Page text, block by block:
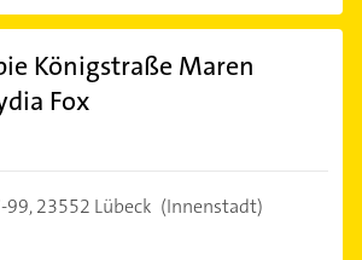
Königstraße Maren
Fox
99,23552 Lübeck (Innenstadt)